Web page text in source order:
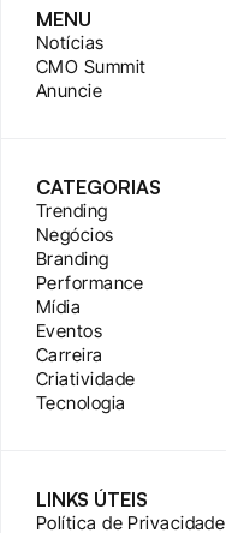
MENU
Notícias
CMO Summit
Anuncie
CATEGORIAS
Trending
Negócios
Branding
Performance
Mídia
Eventos
Carreira
Criatividade
Tecnologia
LINKS ÚTEIS
Política de Privacidade